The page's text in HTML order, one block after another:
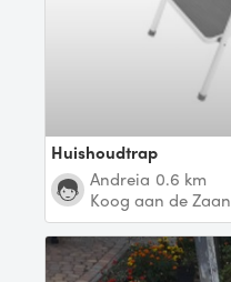
Huishoudtrap
Andreia 0.6 km
Koog aan de Zaan